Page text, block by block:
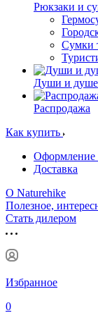
Рюкзаки и
Сумки
Души и
Распродажа
Как купить
Оформление
Доставка
О Naturehike
Полезное,
Стать дилером
Избранное
0